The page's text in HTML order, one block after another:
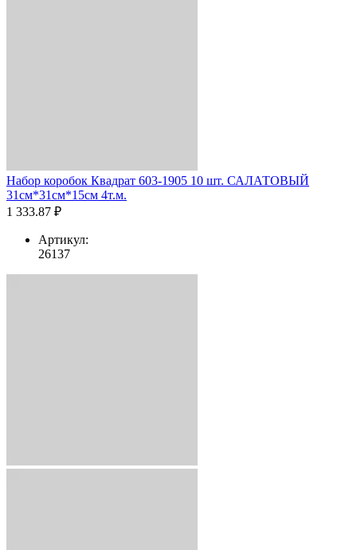
Набор коробок Квадрат 603-1905 10 шт. САЛАТОВЫЙ
31см*31см*15см 4т.м.
1 333.87 ₽
Артикул:
26137